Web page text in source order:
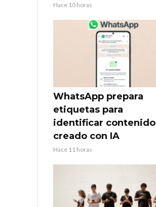
Hace 10 horas
WhatsApp prepara
etiquetas para
identificar contenido
creado con IA
Hace 11 horas